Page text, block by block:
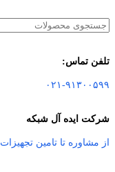
تلفن تماس:
۰۲۱-۹۱۳۰۰۵۹۹
شرکت ایده آل شبکه
از مشاوره تا تامین تجهیزات